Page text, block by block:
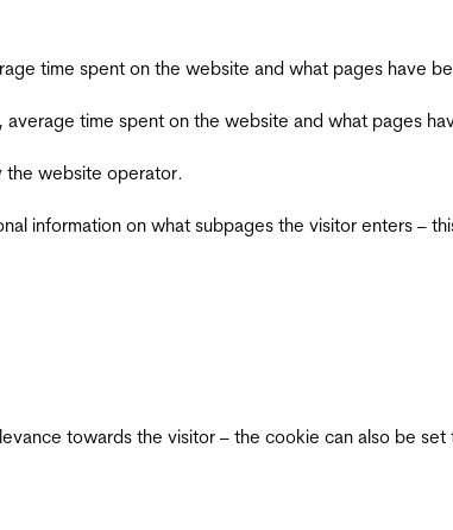
time spent on the website and what pages have
time spent on the website and what pages
the website operator.
information on what subpages the visitor enters –
towards the visitor – the cookie can also be